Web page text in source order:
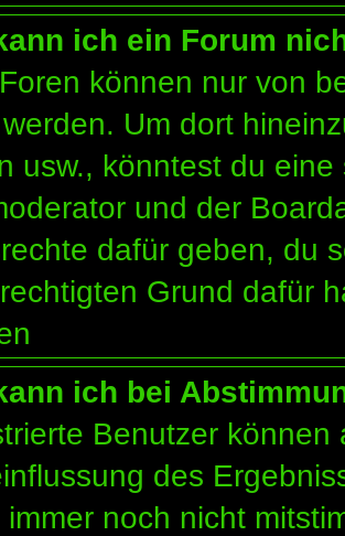
ich ein Forum
können nur von
Um dort
usw., könntest du
und der
dafür geben, du
Grund dafür
ich bei
Benutzer
des
immer noch nicht